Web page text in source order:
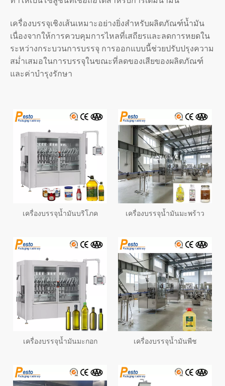
เครื่องบรรจุเชิงเส้นเหมาะอย่างยิ่งสำหรับผลิตภัณฑ์น้ำมัน
เนื่องจากให้การควบคุมการไหลที่เสถียรและลดการหยดใน
ระหว่างกระบวนการบรรจุ การออกแบบนี้ช่วยปรับปรุงความ
สม่ำเสมอในการบรรจุในขณะที่ลดของเสียของผลิตภัณฑ์
และค่าบำรุงรักษา
เครื่องบรรจุน้ำมันบริโภค เครื่องบรรจุน้ำมันมะพร้าว
เครื่องบรรจุน้ำมันมะกอก เครื่องบรรจุน้ำมันพืช